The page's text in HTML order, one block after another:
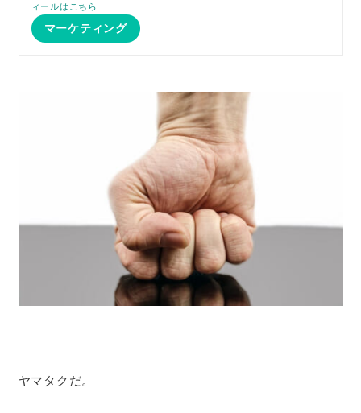
ィールはこちら
マーケティング
ヤマタクだ。